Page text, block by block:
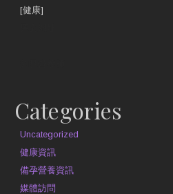
[健康]
Categories
Uncategorized
健康資訊
備孕營養資訊
媒體訪問